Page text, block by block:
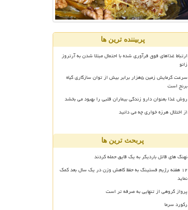
پربیننده ترین ها
ارتباط غذاهای فوق فرآوری شده با احتمال مبتلا شدن به آرتروز
زانو
سرعت گرمایش زمین ۵هزار برابر بیش از توان سازگاری گیاه
برنج است
روش غذا بعنوان دارو زندگی بیماران قلبی را بهبود می بخشد
از اختلال هرزه خواری چه می دانید
پربحث ترین ها
نهنگ های قاتل باردیگر به یک قایق حمله کردند
۱۲ هفته رژیم فستینگ به حفظ کاهش وزن در یک سال بعد کمک
نماید
پرواز گروهی از تنهایی به صرفه تر است
رکورد سرما